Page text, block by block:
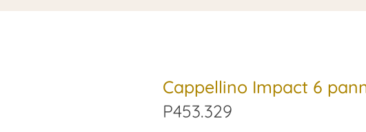
Cappellino Impact 6
P453.329